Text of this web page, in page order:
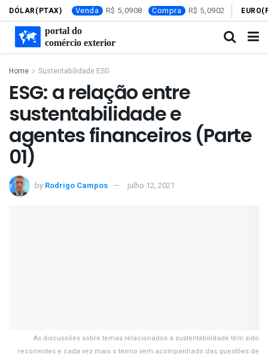
DÓLAR(PTAX) Venda 5,0908 Compra 5,0902
Home Sustentabilidade ESG
ESG: a relação entre
sustentabilidade e
agentes financeiros (Parte
01)
by Rodrigo Campos julho 12, 2021
As discussões sobre temas relacionados a sustentabilidade têm sido
recorrentes e cada vez mais o termo vem acompanhado das questões de